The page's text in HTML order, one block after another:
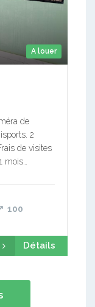
A louer
de
2
de visites
100
Détails